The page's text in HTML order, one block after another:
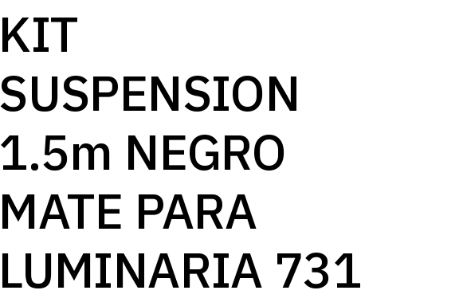
Zona de inspiración
Blog
KIT
SUSPENSION
1.5m NEGRO
MATE PARA
LUMINARIA 731